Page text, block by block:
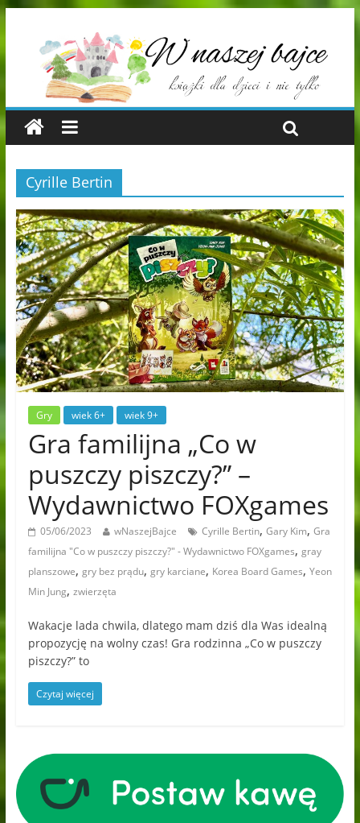
Cyrille Bertin
Gry wiek 6+ wiek 9+
Gra familijna „Co w
puszczy piszczy?” –
Wydawnictwo FOXgames
05/06/2023 wNaszejBajce Cyrille Bertin, Gary Kim, Gra
familijna "Co w puszczy piszczy?" - Wydawnictwo FOXgames, gray
planszowe, gry bez prądu, gry karciane, Korea Board Games, Yeon
Min Jung, zwierzęta
Wakacje lada chwila, dlatego mam dziś dla Was idealną
propozycję na wolny czas! Gra rodzinna „Co w puszczy
piszczy?” to
Czytaj więcej